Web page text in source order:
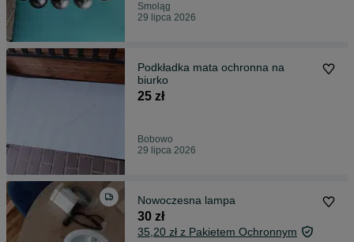
Smoląg
29 lipca 2026
Podkładka mata ochronna na
biurko
25 zł
Bobowo
29 lipca 2026
Nowoczesna lampa
30 zł
35,20 zł z Pakietem Ochronnym